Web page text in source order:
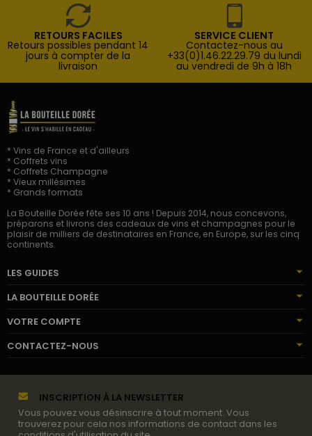
RETOURS FACILES
Retours possibles pendant 14
jours à compter de la
livraison
SERVICE CLIENT
Contactez-nous au
+33(0)1.46.22.29.79 du lundi
au vendredi de 9h à 18h
* Vins de France et d'ailleurs
* Coffrets vins
* Coffrets Champagne
* Vieux millésimes
* Grands formats
La Bouteille Dorée fête ses 10 ans ! Depuis 2014, nous concevons,
préparons et livrons des cadeaux de vins et champagnes pour le
plaisir de milliers de destinataires en France, en Europe, sur les cinq
continents.
LES GUIDES
LA BOUTEILLE DORÉE
VOTRE COMPTE
CONTACTEZ-NOUS
INSCRIPTION À LA NEWSLETTER
Vous pouvez vous désinscrire à tout moment. Vous
trouverez pour cela nos informations de contact dans les